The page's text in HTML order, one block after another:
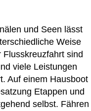
und Seen lässt
Weise
Flusskreuzfahrt sind
viele Leistungen
Auf einem Hausboot
Etappen und
selbst. Fähren